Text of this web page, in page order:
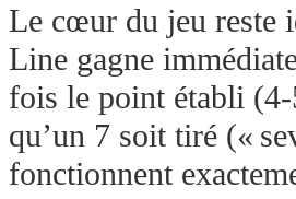
Le cœur du jeu reste
Line gagne
fois le point établi
qu’un 7 soit tiré («
fonctionnent